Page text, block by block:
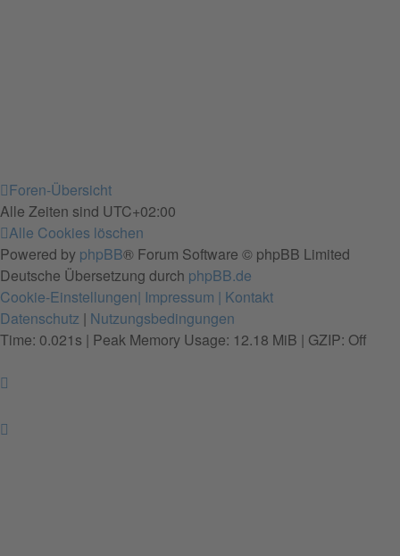
Foren-Übersicht
Alle Zeiten sind UTC+02:00
Alle Cookies löschen
Powered by phpBB® Forum Software © phpBB Limited
Deutsche Übersetzung durch phpBB.de
Cookie-Einstellungen| Impressum | Kontakt
Datenschutz | Nutzungsbedingungen
Time: 0.021s | Peak Memory Usage: 12.18 MiB | GZIP: Off